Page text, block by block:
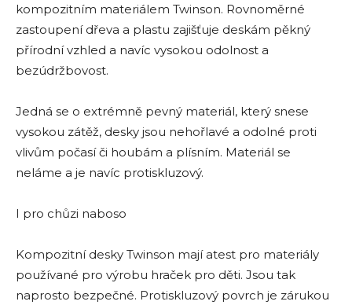
kompozitním materiálem Twinson. Rovnoměrné
zastoupení dřeva a plastu zajišťuje deskám pěkný
přírodní vzhled a navíc vysokou odolnost a
bezúdržbovost.
Jedná se o extrémně pevný materiál, který snese
vysokou zátěž, desky jsou nehořlavé a odolné proti
vlivům počasí či houbám a plísním. Materiál se
neláme a je navíc protiskluzový.
I pro chůzi naboso
Kompozitní desky Twinson mají atest pro materiály
používané pro výrobu hraček pro děti. Jsou tak
naprosto bezpečné. Protiskluzový povrch je zárukou